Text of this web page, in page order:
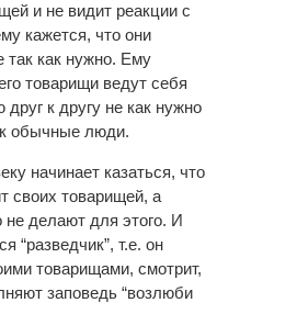
и не видит реакции с
кажется, что они
так как нужно. Ему
товарищи ведут себя
к другу не как нужно
обычные люди.
начинает казаться, что
своих товарищей, а
не делают для этого. И
“разведчик”, т.е. он
товарищами, смотрит,
заповедь “возлюби